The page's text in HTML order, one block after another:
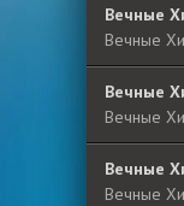
Вечные
Вечные
Вечные